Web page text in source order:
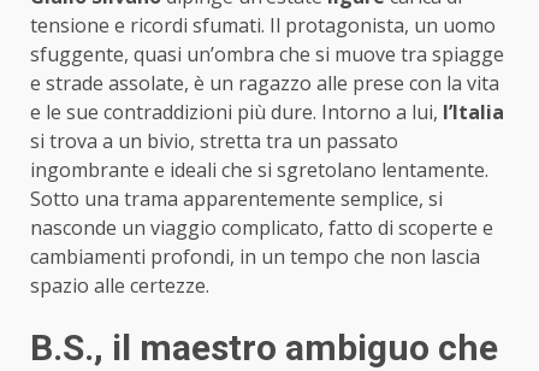
tensione e ricordi sfumati. Il protagonista, un uomo
sfuggente, quasi un’ombra che si muove tra spiagge
e strade assolate, è un ragazzo alle prese con la vita
e le sue contraddizioni più dure. Intorno a lui, l’Italia
si trova a un bivio, stretta tra un passato
ingombrante e ideali che si sgretolano lentamente.
Sotto una trama apparentemente semplice, si
nasconde un viaggio complicato, fatto di scoperte e
cambiamenti profondi, in un tempo che non lascia
spazio alle certezze.
B.S., il maestro ambiguo che